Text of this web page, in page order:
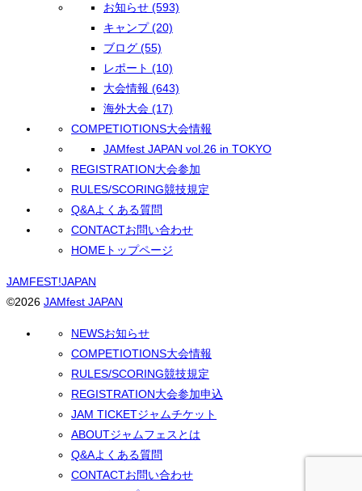
お知らせ (593)
キャンプ (20)
ブログ (55)
レポート (10)
大会情報 (643)
海外大会 (17)
COMPETIOTIONS大会情報
JAMfest JAPAN vol.26 in TOKYO
REGISTRATION大会参加
RULES/SCORING競技規定
Q&Aよくある質問
CONTACTお問い合わせ
HOME トップページ
JAMFEST!JAPAN
©2026 JAMfest JAPAN
NEWSお知らせ
COMPETIOTIONS大会情報
RULES/SCORING競技規定
REGISTRATION大会参加申込
JAM TICKETジャムチケット
ABOUTジャムフェスとは
Q&Aよくある質問
CONTACTお問い合わせ